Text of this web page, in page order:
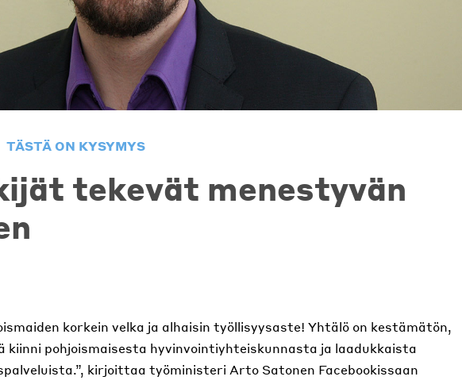
TÄSTÄ ON KYSYMYS
tekevät menestyvän
korkein velka ja alhaisin työllisyysaste! Yhtälö on kestämätön,
kiinni pohjoismaisesta hyvinvointiyhteiskunnasta ja laadukkaista
kirjoittaa työministeri Arto Satonen Facebookissaan